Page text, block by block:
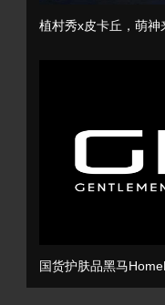
植村秀x皮卡丘，萌神
国货护肤品黑马